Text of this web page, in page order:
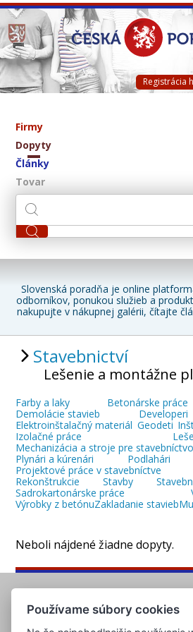
Registrácia
Firmy
Dopyty
Články
Tovar
Slovenská poradňa je online
odborníkov, ponukou služieb a
nakupujte v nákupnej galérii, čítajte
Stavebnictví
Lešenie a montážne
Farby a laky Betonárske práce
Demolácie stavieb
Developeri
Elektroinštalačný materiál Geodeti
Izolačné práce
Mechanizácia a stroje pre stavebníctvo
Plynári a kúrenári
Podlahári
Projektové práce v stavebníctve
Rekonštrukcie
Stavby
Sadrokartonárske práce
Výrobky z betónuZakladanie stavieb
Neboli nájdené žiadne dopyty.
Používame súbory cookies